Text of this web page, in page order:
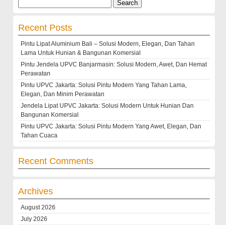
for:
Recent Posts
Pintu Lipat Aluminium Bali – Solusi Modern, Elegan, Dan Tahan
Lama Untuk Hunian & Bangunan Komersial
Pintu Jendela UPVC Banjarmasin: Solusi Modern, Awet, Dan Hemat
Perawatan
Pintu UPVC Jakarta: Solusi Pintu Modern Yang Tahan Lama,
Elegan, Dan Minim Perawatan
Jendela Lipat UPVC Jakarta: Solusi Modern Untuk Hunian Dan
Bangunan Komersial
Pintu UPVC Jakarta: Solusi Pintu Modern Yang Awet, Elegan, Dan
Tahan Cuaca
Recent Comments
Archives
August 2026
July 2026